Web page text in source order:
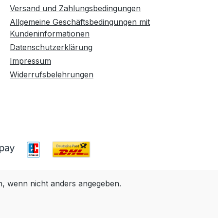
Versand und Zahlungsbedingungen
Allgemeine Geschäftsbedingungen mit
Kundeninformationen
Datenschutzerklärung
Impressum
Widerrufsbelehrungen
wenn nicht anders angegeben.